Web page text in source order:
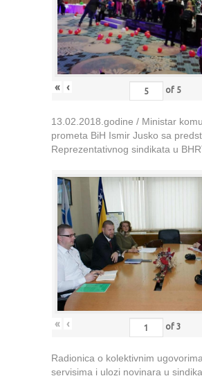
« ‹ of 5
13.02.2018.godine / Ministar
prometa BiH Ismir Jusko sa
Reprezentativnog sindikata u
« ‹ of 3
Radionica o kolektivnim
servisima i ulozi novinara u